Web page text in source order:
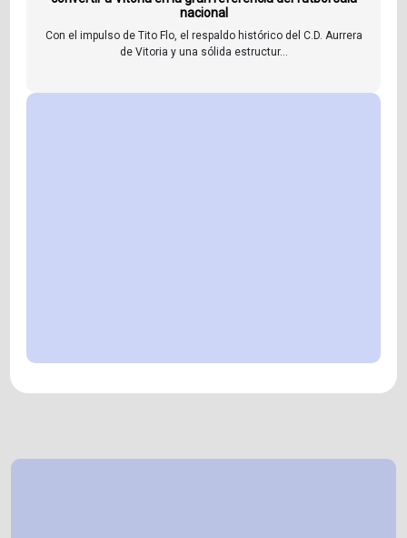
nacional
Con el impulso de Tito Flo, el respaldo histórico del C.D. Aurrera
de Vitoria y una sólida estructur...